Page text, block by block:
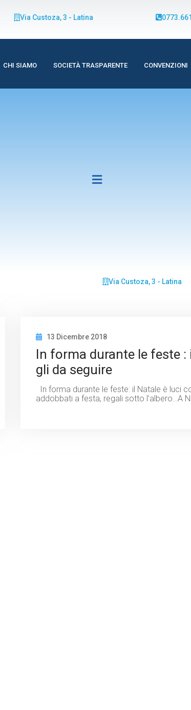
Via Custoza, 3 - Latina
CHI SIAMO SOCIETÀ TRASPARENTE CONVENZIONI
Via Custoza, 3 - Latina
13 Dicembre 2018
In forma durante le feste :
gli da seguire
In forma durante le feste: il Natale è luci
addobbati a festa, regali sotto l’albero…A